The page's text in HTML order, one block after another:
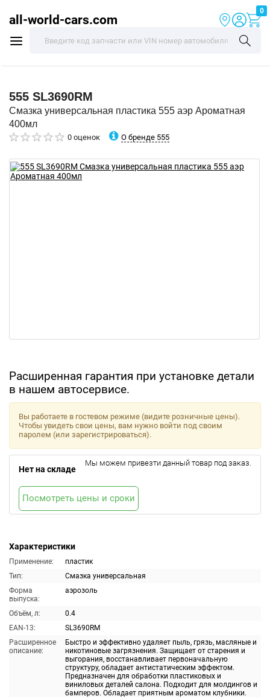
all-world-cars.com
0
555 SL3690RM
Смазка универсальная пластика 555 аэр Ароматная
400мл
0 оценок О бренде 555
Расширенная гарантия при установке детали
в нашем автосервисе.
Характеристики
Применение:
пластик
Тип:
Смазка универсальная
Форма
выпуска:
аэрозоль
Объём, л:
0.4
EAN-13:
SL3690RM
Расширенное
описание:
Быстро и эффективно удаляет пыль, грязь, масляные и
никотиновые загрязнения. Защищает от старения и
выгорания, восстанавливает первоначальную
структуру, обладает антистатическим эффектом.
Предназначен для обработки пластиковых и
виниловых деталей салона. Подходит для молдингов и
бамперов. Обладает приятным ароматом клубники.
Вы работаете в гостевом режиме (видите розничные цены).
Чтобы увидеть свои цены, вам нужно войти под своим
паролем (или зарегистрироваться).
Нет на складе
Мы можем привезти данный товар под заказ.
Посмотреть цены и сроки